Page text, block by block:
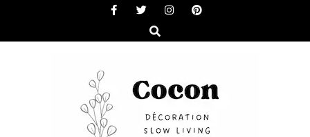
content
Search